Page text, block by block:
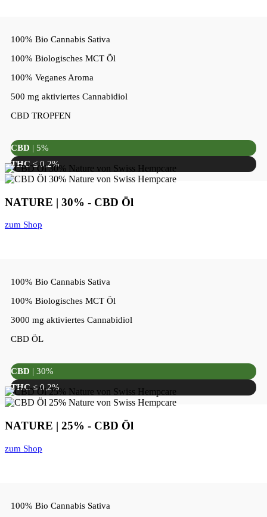
100% Bio Cannabis Sativa
100% Biologisches MCT Öl
100% Veganes Aroma
500 mg aktiviertes Cannabidiol
CBD TROPFEN
CBD | 5%
THC≤ 0,2%
NATURE | 30% - CBD Öl
zum Shop
100% Bio Cannabis Sativa
100% Biologisches MCT Öl
3000 mg aktiviertes Cannabidiol
CBD ÖL
CBD | 30%
THC≤ 0,2%
NATURE | 25% - CBD Öl
zum Shop
100% Bio Cannabis Sativa